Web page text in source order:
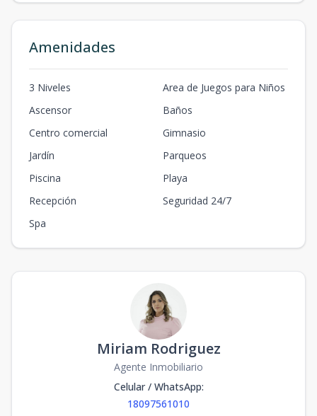
Amenidades
3 Niveles
Area de Juegos para Niños
Ascensor
Baños
Centro comercial
Gimnasio
Jardín
Parqueos
Piscina
Playa
Recepción
Seguridad 24/7
Spa
Miriam Rodriguez
Agente Inmobiliario
Celular / WhatsApp:
18097561010